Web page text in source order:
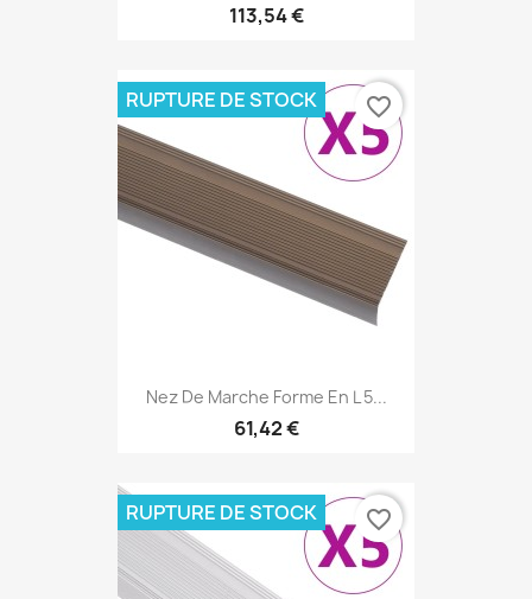
113,54 €
Nez De Marche Forme En L 5...
61,42 €
RUPTURE DE STOCK favorite_border
RUPTURE DE STOCK favorite_border